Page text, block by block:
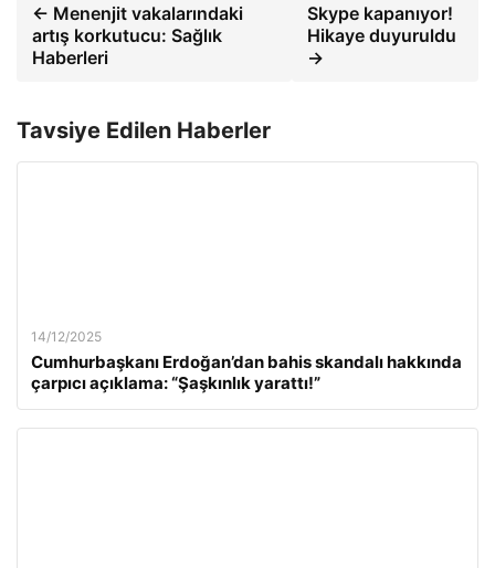
← Menenjit vakalarındaki
artış korkutucu: Sağlık
Haberleri
Skype kapanıyor!
Hikaye duyuruldu
→
Tavsiye Edilen Haberler
14/12/2025
Cumhurbaşkanı Erdoğan’dan bahis skandalı hakkında
çarpıcı açıklama: “Şaşkınlık yarattı!”